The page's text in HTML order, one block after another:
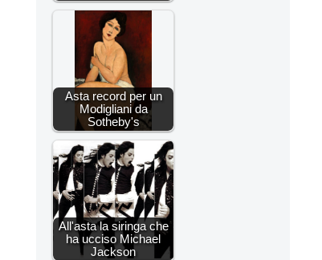
Asta record per un
Modigliani da
Sotheby's
All'asta la siringa che
ha ucciso Michael
Jackson